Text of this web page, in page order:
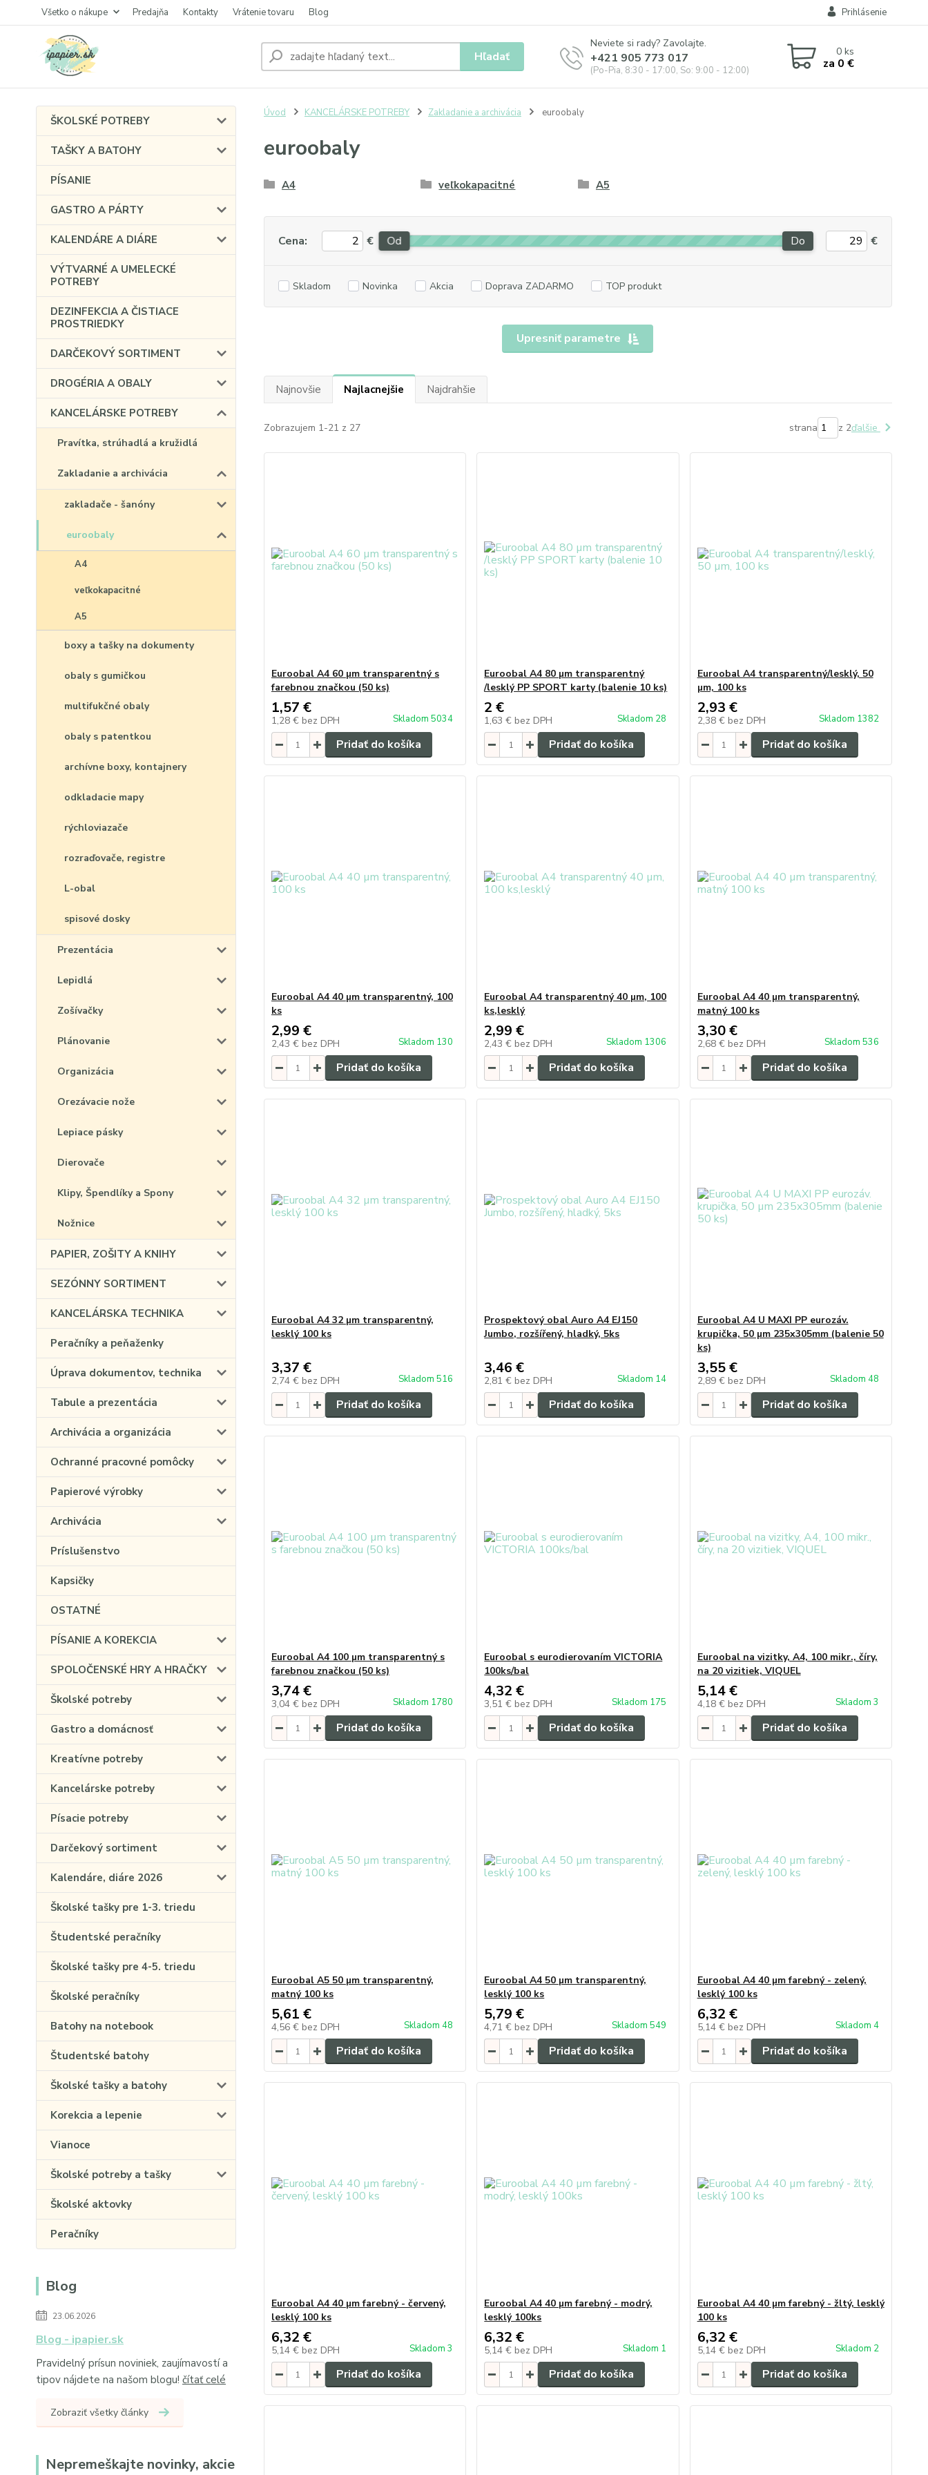
Všetko o nákupe Predajňa Kontakty Vrátenie tovaru Blog Prihlásenie
Hľadať
Neviete si rady? Zavolajte.
+421 905 773 017
(Po-Pia, 8:30 - 17:00, So: 9:00 - 12:00)
0ks
za 0 €
ŠKOLSKÉ POTREBY
TAŠKY A BATOHY
PÍSANIE
GASTRO A PÁRTY
KALENDÁRE A DIÁRE
VÝTVARNÉ A UMELECKÉ
POTREBY
DEZINFEKCIA A ČISTIACE
PROSTRIEDKY
DARČEKOVÝ SORTIMENT
DROGÉRIA A OBALY
KANCELÁRSKE POTREBY
Pravítka, strúhadlá a kružidlá
Zakladanie a archivácia
zakladače - šanóny
euroobaly
A4
veľkokapacitné
A5
boxy a tašky na dokumenty
obaly s gumičkou
multifukčné obaly
obaly s patentkou
archívne boxy, kontajnery
odkladacie mapy
rýchloviazače
rozraďovače, registre
L-obal
spisové dosky
Prezentácia
Lepidlá
Zošívačky
Plánovanie
Organizácia
Orezávacie nože
Lepiace pásky
Dierovače
Klipy, Špendlíky a Spony
Nožnice
PAPIER, ZOŠITY A KNIHY
SEZÓNNY SORTIMENT
KANCELÁRSKA TECHNIKA
Peračníky a peňaženky
Úprava dokumentov, technika
Tabule a prezentácia
Archivácia a organizácia
Ochranné pracovné pomôcky
Papierové výrobky
Archivácia
Príslušenstvo
Kapsičky
OSTATNÉ
PÍSANIE A KOREKCIA
SPOLOČENSKÉ HRY A HRAČKY
Školské potreby
Gastro a domácnosť
Kreatívne potreby
Kancelárske potreby
Písacie potreby
Darčekový sortiment
Kalendáre, diáre 2026
Školské tašky pre 1-3. triedu
Študentské peračníky
Školské tašky pre 4-5. triedu
Školské peračníky
Batohy na notebook
Študentské batohy
Školské tašky a batohy
Korekcia a lepenie
Vianoce
Školské potreby a tašky
Školské aktovky
Peračníky
Blog
23.06.2026
Blog - ipapier.sk
Pravidelný prísun noviniek, zaujímavostí a
tipov nájdete na našom blogu! čítať celé
Zobraziť všetky články
Nepremeškajte novinky, akcie
Úvod KANCELÁRSKE POTREBY Zakladanie a archivácia euroobaly
euroobaly
A4 veľkokapacitné A5
Upresniť parametre
Cena: € Od Do €
Skladom Novinka Akcia Doprava ZADARMO TOP produkt
Najnovšie Najlacnejšie Najdrahšie
Zobrazujem 1-21 z 27 strana z 2ďalšie
Euroobal A4 60 µm transparentný s
farebnou značkou (50 ks)
1,57 €
1,28 € bez DPH Skladom 5034
Pridať do košíka
Euroobal A4 80 µm transparentný
/lesklý PP SPORT karty (balenie 10 ks)
2 €
1,63 € bez DPH Skladom 28
Pridať do košíka
Euroobal A4 transparentný/lesklý, 50
µm, 100 ks
2,93 €
2,38 € bez DPH Skladom 1382
Pridať do košíka
Euroobal A4 40 µm transparentný, 100
ks
2,99 €
2,43 € bez DPH Skladom 130
Pridať do košíka
Euroobal A4 transparentný 40 µm, 100
ks,lesklý
2,99 €
2,43 € bez DPH Skladom 1306
Pridať do košíka
Euroobal A4 40 µm transparentný,
matný 100 ks
3,30 €
2,68 € bez DPH Skladom 536
Pridať do košíka
Euroobal A4 32 µm transparentný,
lesklý 100 ks
3,37 €
2,74 € bez DPH Skladom 516
Pridať do košíka
Prospektový obal Auro A4 EJ150
Jumbo, rozšířený, hladký, 5ks
3,46 €
2,81 € bez DPH Skladom 14
Pridať do košíka
Euroobal A4 U MAXI PP eurozáv.
krupička, 50 µm 235x305mm (balenie 50
ks)
3,55 €
2,89 € bez DPH Skladom 48
Pridať do košíka
Euroobal A4 100 µm transparentný s
farebnou značkou (50 ks)
3,74 €
3,04 € bez DPH Skladom 1780
Pridať do košíka
Euroobal s eurodierovaním VICTORIA
100ks/bal
4,32 €
3,51 € bez DPH Skladom 175
Pridať do košíka
Euroobal na vizitky, A4, 100 mikr., číry,
na 20 vizitiek, VIQUEL
5,14 €
4,18 € bez DPH Skladom 3
Pridať do košíka
Euroobal A5 50 µm transparentný,
matný 100 ks
5,61 €
4,56 € bez DPH Skladom 48
Pridať do košíka
Euroobal A4 50 µm transparentný,
lesklý 100 ks
5,79 €
4,71 € bez DPH Skladom 549
Pridať do košíka
Euroobal A4 40 µm farebný - zelený,
lesklý 100 ks
6,32 €
5,14 € bez DPH Skladom 4
Pridať do košíka
Euroobal A4 40 µm farebný - červený,
lesklý 100 ks
6,32 €
5,14 € bez DPH Skladom 3
Pridať do košíka
Euroobal A4 40 µm farebný - modrý,
lesklý 100ks
6,32 €
5,14 € bez DPH Skladom 1
Pridať do košíka
Euroobal A4 40 µm farebný - žltý, lesklý
100 ks
6,32 €
5,14 € bez DPH Skladom 2
Pridať do košíka